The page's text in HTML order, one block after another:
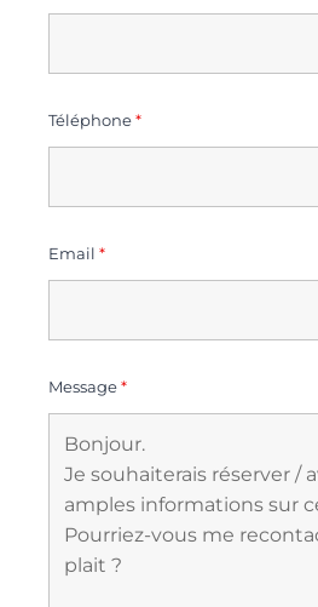
Téléphone*
Email *
Message*